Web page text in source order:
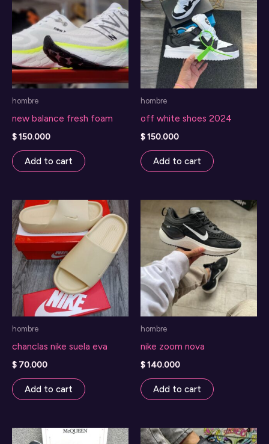
hombre
new balance fresh foam
$150.000
Add to cart
hombre
off white shoes 2024
$150.000
Add to cart
hombre
chanclas nike suela eva
$ 70.000
Add to cart
hombre
nike zoom nova
$140.000
Add to cart